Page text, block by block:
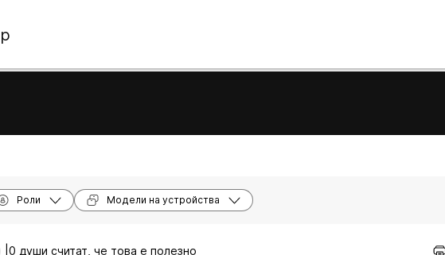
Роли Модели на устройства
0 души считат, че това е полезно